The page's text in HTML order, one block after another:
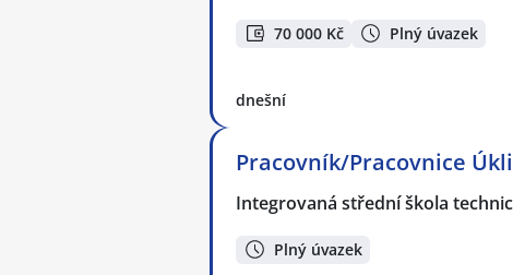
70 000 Kč Plný úvazek
dnešní
Pracovník/Pracovnice
Integrovaná střední škola
Plný úvazek